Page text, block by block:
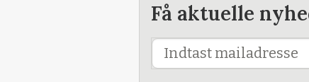
Få aktuelle